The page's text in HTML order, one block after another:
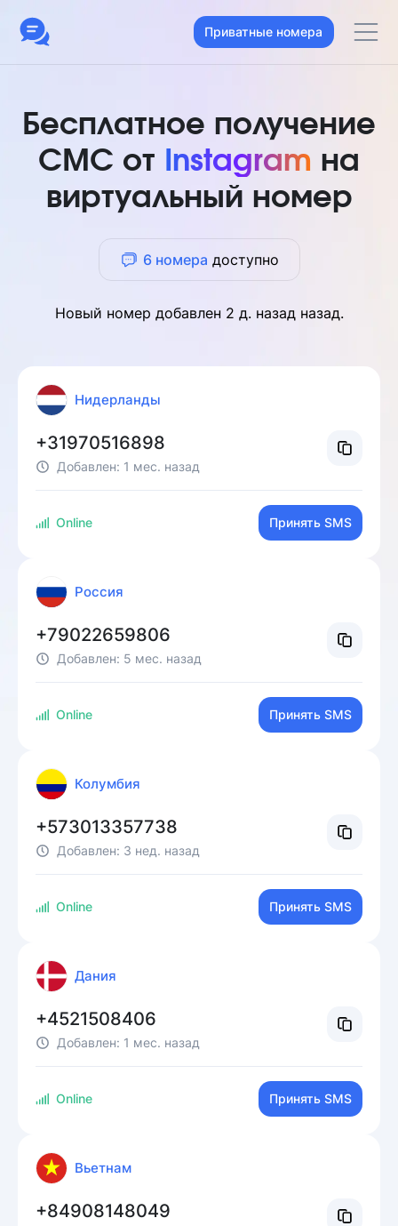
Приватные номера
Бесплатное получение
СМС от
Instagram на
виртуальный номер
6 номера доступно
Новый номер добавлен 2 д. назадназад.
Нидерланды
+31970516898
Добавлен: 1 мес. назад
Online Принять SMS
Россия
+79022659806
Добавлен: 5 мес. назад
Online Принять SMS
Колумбия
+573013357738
Добавлен: 3 нед. назад
Online Принять SMS
Дания
+4521508406
Добавлен: 1 мес. назад
Online Принять SMS
Вьетнам
+84908148049